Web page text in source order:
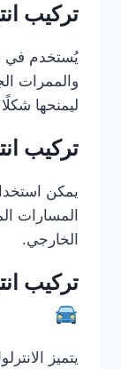
تركيب
يُستخدم في
والممرات
ليمنحها
تركيب
يمكن
المسارات
الخارجي.
تركيب
يتميز